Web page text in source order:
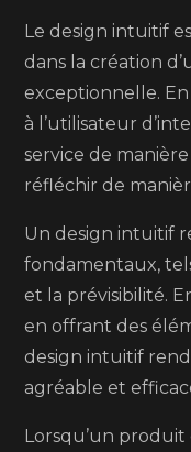
Le design intuitif
dans la création
exceptionnelle.
à l’utilisateur
service de
réfléchir de
Un design intuitif
fondamentaux,
et la prévisibilité.
en offrant des
design intuitif
agréable et
Lorsqu’un produit